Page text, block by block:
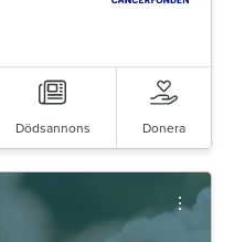
Dödsannons Donera